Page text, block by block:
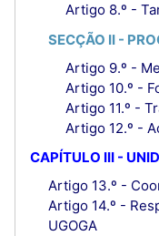
Artigo 8.º -
SECÇÃO II -
Artigo 9.º -
Artigo 10.º -
Artigo 11.º -
Artigo 12.º -
CAPÍTULO III -
Artigo 13.º -
Artigo 14.º -
UGOGA